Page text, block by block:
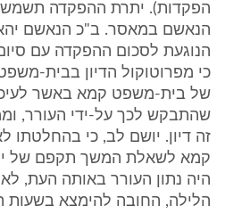
הפקדות). יתרת ההפקדה תשמש
הנאשם במאסר. ב"כ הנאשם
הנוגעת לסכום ההפקדה עם סיום
כי מפרוטוקול הדיון בבית-
של בית-משפט קמא באשר
שהתבקש לכך על-ידי העורר,
זה דיון. יושם לב, כי
קמא לשאלת המשך תקפם של
היה נתון העורר באותה העת,
הלילה, החובה להימצא בשעות